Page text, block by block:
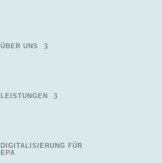
ÜBER UNS
LEISTUNGEN
DIGITALISIERUNG FÜR
EPA